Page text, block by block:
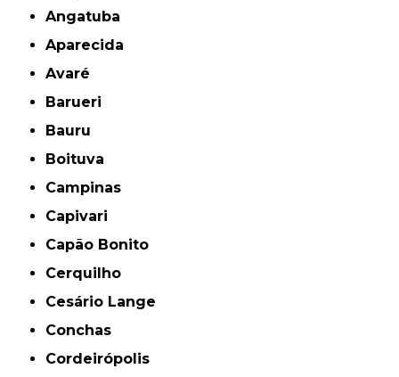
Angatuba
Aparecida
Avaré
Barueri
Bauru
Boituva
Campinas
Capivari
Capão Bonito
Cerquilho
Cesário Lange
Conchas
Cordeirópolis